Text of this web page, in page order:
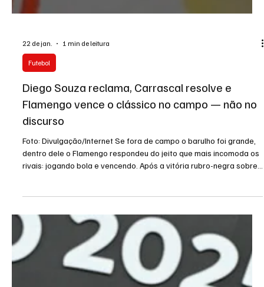
22 de jan. 1 min de leitura
Futebol
Diego Souza reclama, Carrascal resolve e
discurso
Foto: Divulgação/Internet Se fora de campo o barulho foi grande,
dentro dele o Flamengo respondeu do jeito que mais incomoda os
rivais: jogando bola e vencendo. Após a vitória rubro-negra sobre
o Vasco, no Maracanã, pelo Campeonato Carioca, quem roubou a
cena nas redes foi Diego Souza, que resolveu mirar a arbitragem
em vez do placar. O ex-jogador cruzmaltino se revoltou com a